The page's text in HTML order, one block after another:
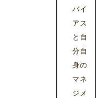
バイ
アス
と自
分自
身の
マネ
ジメ